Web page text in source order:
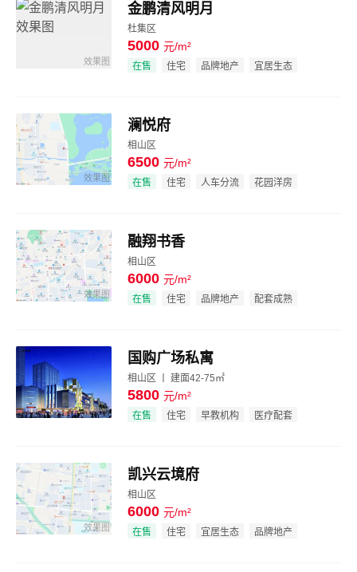
效果图
金鹏清风明月
杜集区
5000 元/m²
在售 住宅 品牌地产 宜居生态
效果图
澜悦府
相山区
6500 元/m²
在售 住宅 人车分流 花园洋房
效果图
融翔书香
相山区
6000 元/m²
在售 住宅 品牌地产 配套成熟
效果图
国购广场私寓
相山区 丨 建面42-75㎡
5800 元/m²
在售 住宅 早教机构 医疗配套
效果图
凯兴云境府
相山区
6000 元/m²
在售 住宅 宜居生态 品牌地产